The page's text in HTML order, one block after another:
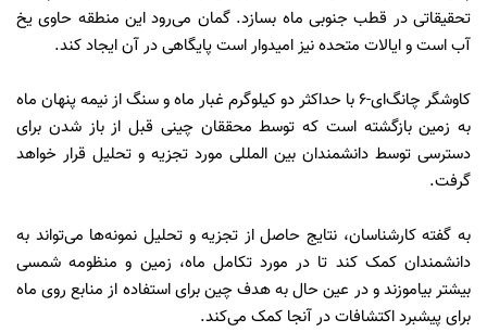
تحقیقاتی در قطب جنوبی ماه بسازد. گمان می‌رود این منطقه حاوی یخ
آب است و ایالات متحده نیز امیدوار است پایگاهی در آن ایجاد کند.
کاوشگر چانگ‌ای-۶ با حداکثر دو کیلوگرم غبار ماه و سنگ از نیمه پنهان ماه
به زمین بازگشته است که توسط محققان چینی قبل از باز شدن برای
دسترسی توسط دانشمندان بین المللی مورد تجزیه و تحلیل قرار خواهد
گرفت.
به گفته کارشناسان، نتایج حاصل از تجزیه و تحلیل نمونه‌ها می‌تواند به
دانشمندان کمک کند تا در مورد تکامل ماه، زمین و منظومه شمسی
بیشتر بیاموزند و در عین حال به هدف چین برای استفاده از منابع روی ماه
برای پیشبرد اکتشافات در آنجا کمک می‌کند.